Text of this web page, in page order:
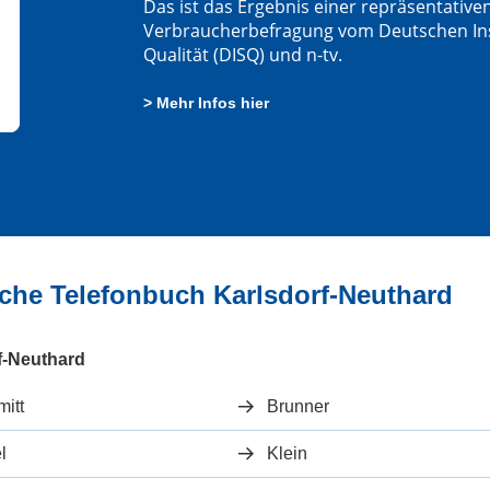
Das ist das Ergebnis einer
Verbraucherbefragung vom Deutschen
Qualität (DISQ) und n-tv.
> Mehr Infos hier
Telefonbuch Karlsdorf-Neuthard
Neuthard
Brunner
Klein